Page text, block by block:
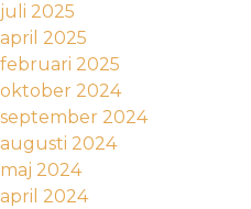
juli 2025
april 2025
februari 2025
oktober 2024
september 2024
augusti 2024
maj 2024
april 2024